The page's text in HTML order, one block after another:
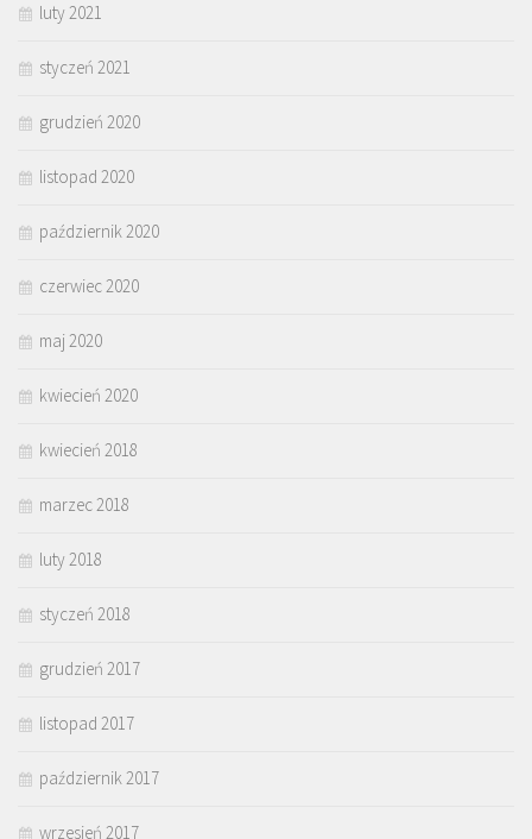
luty 2021
styczeń 2021
grudzień 2020
listopad 2020
październik 2020
czerwiec 2020
maj 2020
kwiecień 2020
kwiecień 2018
marzec 2018
luty 2018
styczeń 2018
grudzień 2017
listopad 2017
październik 2017
wrzesień 2017